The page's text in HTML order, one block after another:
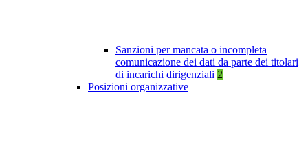
Sanzioni per mancata o incompleta
comunicazione dei dati da parte dei titolari
di incarichi dirigenziali 2
Posizioni organizzative